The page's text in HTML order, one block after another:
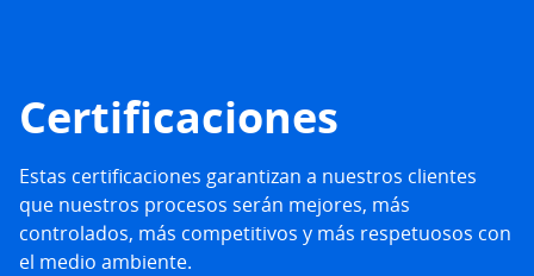
Certificaciones
Estas certificaciones garantizan a nuestros clientes
que nuestros procesos serán mejores, más
controlados, más competitivos y más respetuosos con
el medio ambiente.